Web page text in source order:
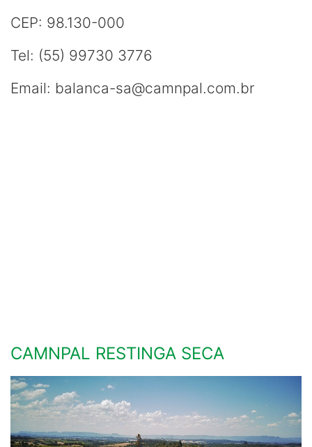
CEP: 98.130-000
Tel: (55) 99730 3776
Email: balanca-sa@camnpal.com.br
CAMNPAL RESTINGA SECA